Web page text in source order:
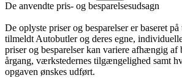
De anvendte pris- og besparelsesudsagn
De oplyste priser og besparelser er baseret
tilmeldt Autobutler og deres egne,
priser og besparelser kan variere afhængig
årgang, værkstedernes tilgængelighed samt
opgaven ønskes udført.